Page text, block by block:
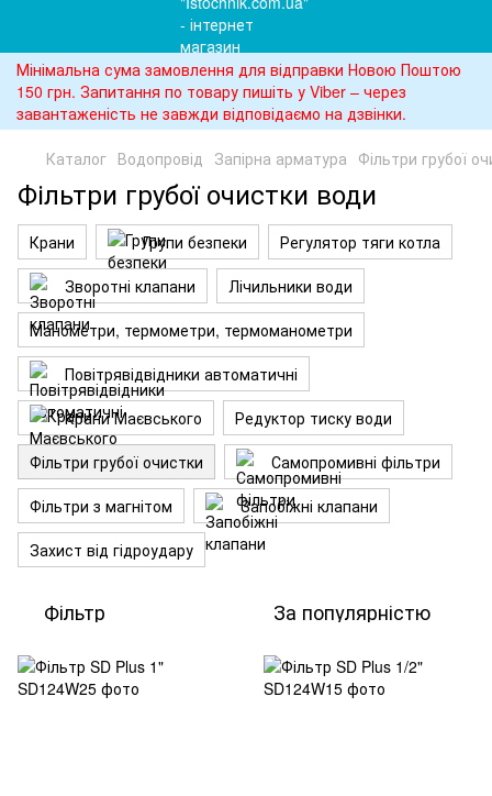
Мінімальна сума замовлення для відправки Новою Поштою
150 грн. Запитання по товару пишіть у Viber – через
завантаженість не завжди відповідаємо на дзвінки.
Каталог Водопровід Запірна арматура Фільтри грубої
Фільтри грубої очистки води
Крани Групи безпеки
Регулятор тяги котла
Зворотні клапани
Лічильники води
Манометри, термометри, термоманометри
Повітрявідвідники автоматичні
Крани Маєвського
Редуктор тиску води
Фільтри грубої очистки
Самопромивні фільтри
Фільтри з магнітом
Запобіжні клапани
Захист від гідроудару
Фільтр За популярністю